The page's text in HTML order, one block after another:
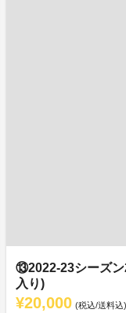
⑬2022-23シーズン
入り)
¥20,000 (税込/送料込)